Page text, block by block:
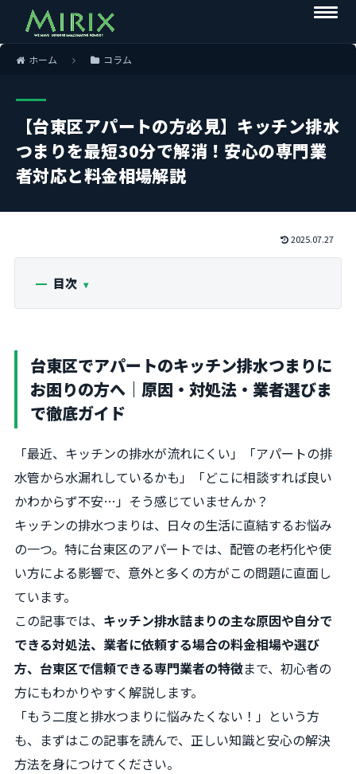
ホーム コラム
【台東区アパートの方必見】キッチン排水
つまりを最短30分で解消！安心の専門業
者対応と料金相場解説
2025.07.27
目次
台東区でアパートのキッチン排水つまりに
お困りの方へ｜原因・対処法・業者選びま
で徹底ガイド
「最近、キッチンの排水が流れにくい」「アパートの排
水管から水漏れしているかも」「どこに相談すれば良い
かわからず不安…」そう感じていませんか？
キッチンの排水つまりは、日々の生活に直結するお悩み
の一つ。特に台東区のアパートでは、配管の老朽化や使
い方による影響で、意外と多くの方がこの問題に直面し
ています。
この記事では、 キッチン排水詰まりの主な原因や自分で
できる対処法、業者に依頼する場合の料金相場や選び
方、台東区で信頼できる専門業者の特徴まで、初心者の
方にもわかりやすく解説します。
「もう二度と排水つまりに悩みたくない！」という方
も、まずはこの記事を読んで、正しい知識と安心の解決
方法を身につけてください。